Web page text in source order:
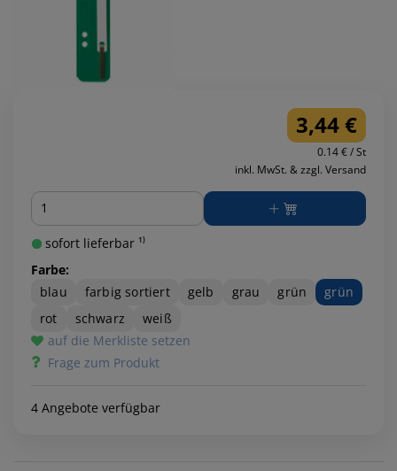
3,44 €
0.14 € / St
inkl. MwSt. & zzgl. Versand
Menge
sofort lieferbar ¹⁾
Farbe:
blau
farbig sortiert gelb grau grün
grün
rot
schwarz
weiß
auf die Merkliste setzen
Frage zum Produkt
4 Angebote verfügbar